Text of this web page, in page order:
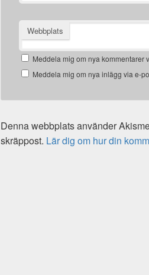
Webbplats
Meddela mig om nya kommentarer
Meddela mig om nya inlägg via e-
Denna webbplats använder
skräppost. Lär dig om hur din